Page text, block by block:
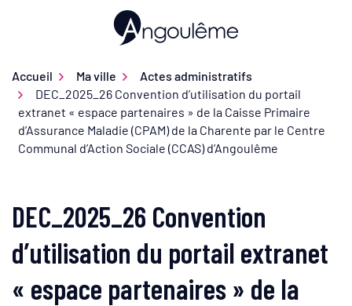
Ville d'Angoulême
Accueil Ma ville
Actes administratifs
DEC_2025_26 Convention d’utilisation du portail
extranet « espace partenaires » de la Caisse Primaire
d’Assurance Maladie (CPAM) de la Charente par le Centre
Communal d’Action Sociale (CCAS) d’Angoulême
DEC_2025_26 Convention
d’utilisation du portail extranet
« espace partenaires » de la